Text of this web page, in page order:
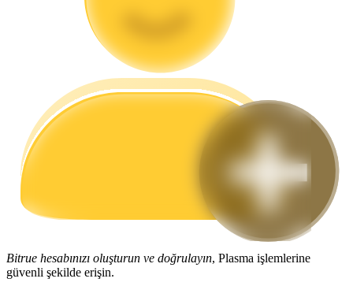
Vadeli İşlemler Başlangıç Kılavuzu
Bitrue hesabınızı oluşturun ve doğrulayın, Plasma işlemlerine
güvenli şekilde erişin.